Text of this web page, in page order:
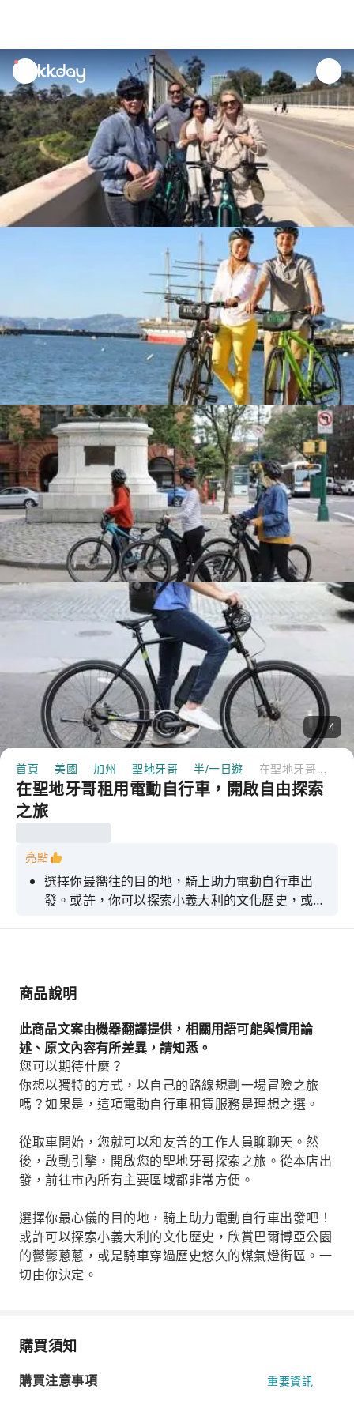
unread
notifications
4
首頁 美國 加州 聖地牙哥 半/一日遊
在聖地牙哥租用電動自行車，開啟自由探索
之旅
亮點
選擇你最嚮往的目的地，騎上助力電動自行車出
發。或許，你可以探索小義大利的文化歷史，或是
商品說明
此商品文案由機器翻譯提供，相關用語可能與慣用論
述、原文內容有所差異，請知悉。
您可以期待什麼？
你想以獨特的方式，以自己的路線規劃一場冒險之旅
嗎？如果是，這項電動自行車租賃服務是理想之選。
從取車開始，您就可以和友善的工作人員聊聊天。然
後，啟動引擎，開啟您的聖地牙哥探索之旅。從本店出
發，前往市內所有主要區域都非常方便。
選擇你最心儀的目的地，騎上助力電動自行車出發吧！
或許可以探索小義大利的文化歷史，欣賞巴爾博亞公園
的鬱鬱蔥蔥，或是騎車穿過歷史悠久的煤氣燈街區。一
切由你決定。
購買須知
購買注意事項 重要資訊